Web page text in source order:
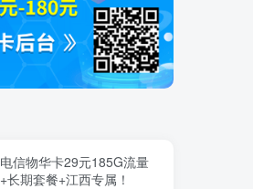
电信物华卡29元185G流量
+长期套餐+江西专属！